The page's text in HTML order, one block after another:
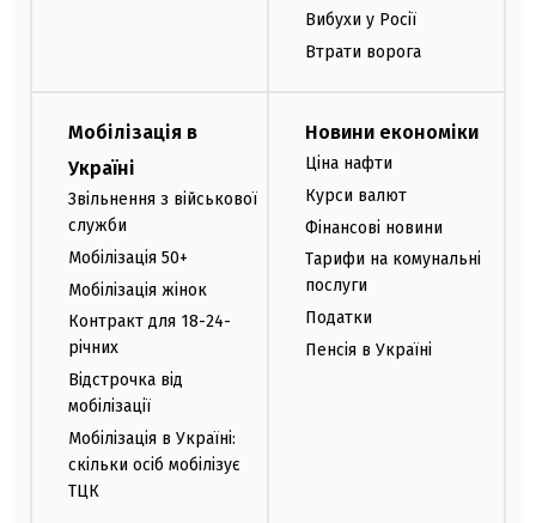
Вибухи у Росії
Втрати ворога
Мобілізація в
Україні
Звільнення з військової
служби
Мобілізація 50+
Мобілізація жінок
Контракт для 18-24-
річних
Відстрочка від
мобілізації
Мобілізація в Україні:
скільки осіб мобілізує
ТЦК
Новини економіки
Ціна нафти
Курси валют
Фінансові новини
Тарифи на комунальні
послуги
Податки
Пенсія в Україні